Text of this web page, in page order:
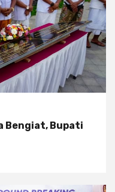
Bengiat, Bupati